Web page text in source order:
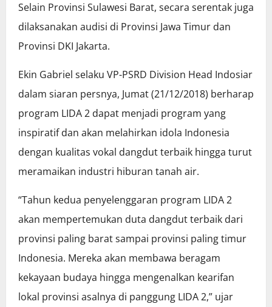
Selain Provinsi Sulawesi Barat, secara serentak juga
dilaksanakan audisi di Provinsi Jawa Timur dan
Provinsi DKI Jakarta.
Ekin Gabriel selaku VP-PSRD Division Head Indosiar
dalam siaran persnya, Jumat (21/12/2018) berharap
program LIDA 2 dapat menjadi program yang
inspiratif dan akan melahirkan idola Indonesia
dengan kualitas vokal dangdut terbaik hingga turut
meramaikan industri hiburan tanah air.
“Tahun kedua penyelenggaran program LIDA 2
akan mempertemukan duta dangdut terbaik dari
provinsi paling barat sampai provinsi paling timur
Indonesia. Mereka akan membawa beragam
kekayaan budaya hingga mengenalkan kearifan
lokal provinsi asalnya di panggung LIDA 2,” ujar